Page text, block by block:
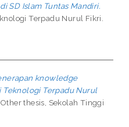
SD Islam Tuntas Mandiri.
Terpadu Nurul Fikri.
knowledge
Teknologi Terpadu Nurul
Other thesis, Sekolah Tinggi